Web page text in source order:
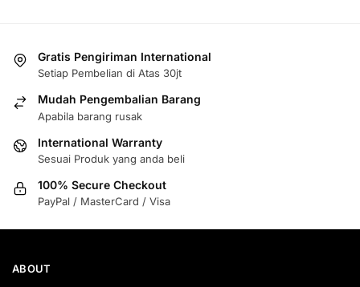
Gratis Pengiriman International
Setiap Pembelian di Atas 30jt
Mudah Pengembalian Barang
Apabila barang rusak
International Warranty
Sesuai Produk yang anda beli
100% Secure Checkout
PayPal / MasterCard / Visa
ABOUT